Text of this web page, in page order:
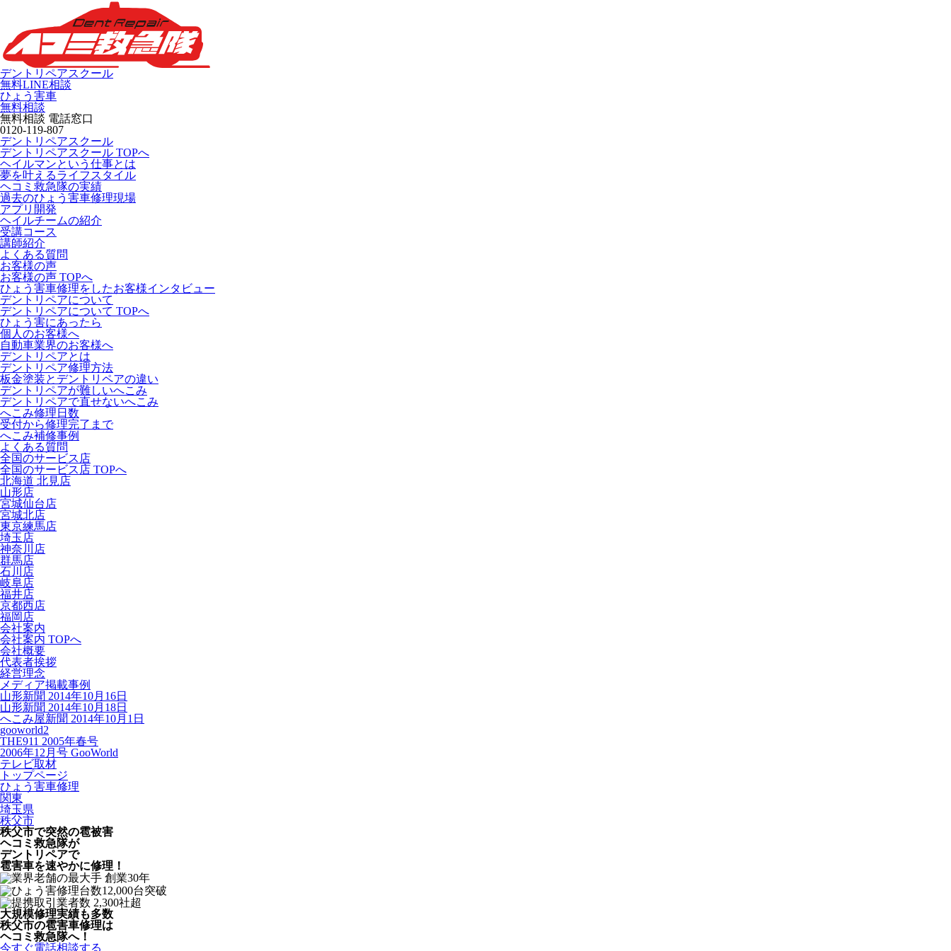
デントリペアスクール
無料LINE相談
ひょう害車
無料相談
無料相談 電話窓口
0120-119-807
デントリペアスクール
デントリペアスクール TOPへ
ヘイルマンという仕事とは
夢を叶えるライフスタイル
ヘコミ救急隊の実績
過去のひょう害車修理現場
アプリ開発
ヘイルチームの紹介
受講コース
講師紹介
よくある質問
お客様の声
お客様の声 TOPへ
ひょう害車修理をしたお客様インタビュー
デントリペアについて
デントリペアについて TOPへ
ひょう害にあったら
個人のお客様へ
自動車業界のお客様へ
デントリペアとは
デントリペア修理方法
板金塗装とデントリペアの違い
デントリペアが難しいへこみ
デントリペアで直せないへこみ
へこみ修理日数
受付から修理完了まで
へこみ補修事例
よくある質問
全国のサービス店
全国のサービス店 TOPへ
北海道 北見店
山形店
宮城仙台店
宮城北店
東京練馬店
埼玉店
神奈川店
群馬店
石川店
岐阜店
福井店
京都西店
福岡店
会社案内
会社案内 TOPへ
会社概要
代表者挨拶
経営理念
メディア掲載事例
山形新聞 2014年10月16日
山形新聞 2014年10月18日
へこみ屋新聞 2014年10月1日
gooworld2
THE911 2005年春号
2006年12月号 GooWorld
テレビ取材
トップページ
ひょう害車修理
関東
埼玉県
秩父市
秩父市で突然の雹被害
ヘコミ救急隊が
デントリペアで
雹害車を速やかに修理！
大規模修理実績も多数
秩父市の雹害車修理は
ヘコミ救急隊へ！
今すぐ電話相談する